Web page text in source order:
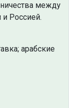
между
Россией.
арабские